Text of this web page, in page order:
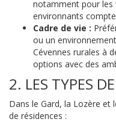
notamment pour les
environnants
Cadre de vie :
ou un
Cévennes rurales à
options avec des
2. LES TYPES
Dans le Gard, la Lozère et
de résidences :